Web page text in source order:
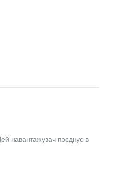
навантажувач поєднує в